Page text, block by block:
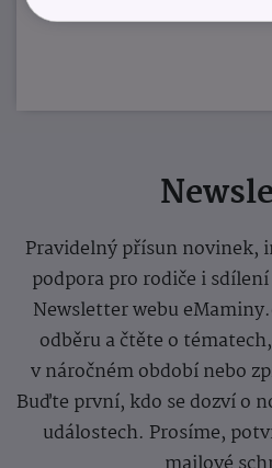
Pravidelný přísun novinek,
podpora pro rodiče i
Newsletter webu
odběru a čtěte o
v náročném období nebo
Buďte první, kdo se dozví o
událostech. Prosíme,